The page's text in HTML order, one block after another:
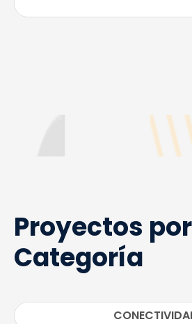
Proyectos por
Categoría